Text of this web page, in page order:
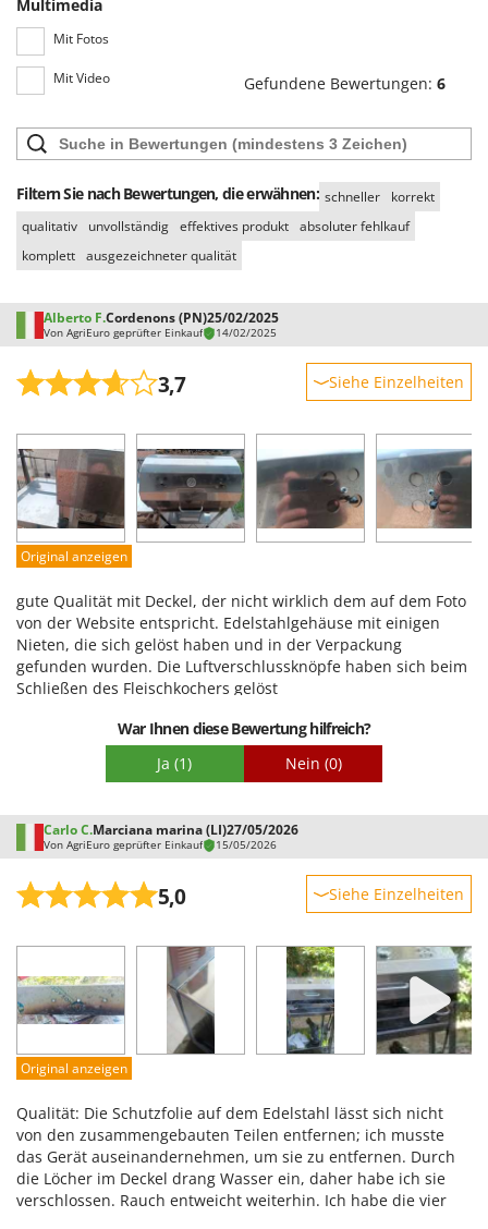
Omas
Ompagrill
Ooni
Outdoorchef
P
Palazzetti
Palumbo Pavi
Partisani
Paterlini
Philips
Pramac
Prismafood
R
R.G.V.
Rato
Reber
Redback
Resto Italia
Ribimex
Ripartrak
Ritter
River Systems
Rover Pompe
Royal Food
Ryobi
S
S.T.P.
Santos
Sbaraglia
Schnitzer
Seven Italy
Shark
Shindaiwa
Silky
Multimedia
Mit Fotos
Mit Video Gefundene Bewertungen: 6
Filtern Sie nach Bewertungen, die erwähnen: schneller
korrekt
qualitativ
unvollständig effektives produkt absoluter fehlkauf
komplett ausgezeichneter qualität
Alberto F.Cordenons (PN)25/02/2025
Von AgriEuro geprüfter Einkauf 14/02/2025
3,7 Siehe Einzelheiten
Leistung
Benutzerfreundlichkeit
Qualität / Preis
Schwierigkeitsgrad Zusammenbau
Original anzeigen
gute Qualität mit Deckel, der nicht wirklich dem auf dem Foto
von der Website entspricht. Edelstahlgehäuse mit einigen
Nieten, die sich gelöst haben und in der Verpackung
gefunden wurden. Die Luftverschlussknöpfe haben sich beim
Schließen des Fleischkochers gelöst
War Ihnen diese Bewertung hilfreich?
Ja (1) Nein (0)
Carlo C.Marciana marina (LI)27/05/2026
Von AgriEuro geprüfter Einkauf 15/05/2026
5,0 Siehe Einzelheiten
Benutzerfreundlichkeit
Qualität / Preis
Schwierigkeitsgrad Zusammenbau
Original anzeigen
Qualität: Die Schutzfolie auf dem Edelstahl lässt sich nicht
von den zusammengebauten Teilen entfernen; ich musste
das Gerät auseinandernehmen, um sie zu entfernen. Durch
die Löcher im Deckel drang Wasser ein, daher habe ich sie
verschlossen. Rauch entweicht weiterhin. Ich habe die vier